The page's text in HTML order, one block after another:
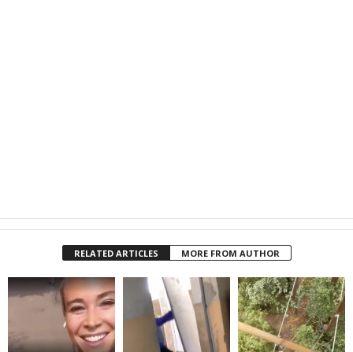
RELATED ARTICLES MORE FROM AUTHOR